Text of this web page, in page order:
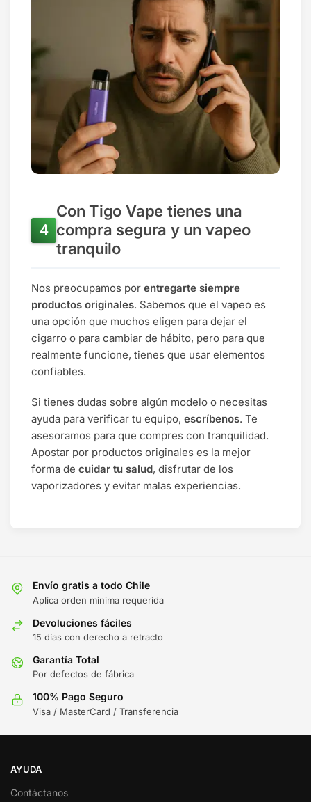
Con Tigo Vape tienes una
compra segura y un vapeo
tranquilo
Nos preocupamos por entregarte siempre
productos originales. Sabemos que el vapeo es
una opción que muchos eligen para dejar el
cigarro o para cambiar de hábito, pero para que
realmente funcione, tienes que usar elementos
confiables.
Si tienes dudas sobre algún modelo o necesitas
ayuda para verificar tu equipo, escríbenos. Te
asesoramos para que compres con tranquilidad.
Apostar por productos originales es la mejor
forma de cuidar tu salud, disfrutar de los
vaporizadores y evitar malas experiencias.
Envío gratis a todo Chile
Aplica orden minima requerida
Devoluciones fáciles
15 días con derecho a retracto
Garantía Total
Por defectos de fábrica
100% Pago Seguro
Visa / MasterCard / Transferencia
AYUDA
Contáctanos